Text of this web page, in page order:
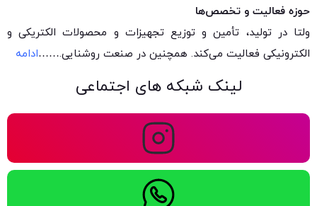
حوزه فعالیت و تخصص‌ها
ولتا در تولید، تأمین و توزیع تجهیزات و محصولات الکتریکی و
الکترونیکی فعالیت می‌کند. همچنین در صنعت روشنایی.……ادامه
لینک شبکه های اجتماعی